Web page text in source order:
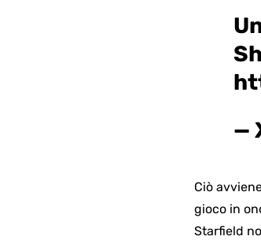
—
Ciò
gioco in
Starfield